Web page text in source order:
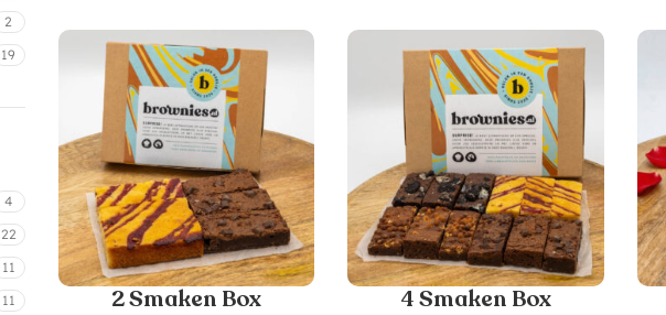
2
19
4
22
11
11 2 Smaken Box 4 Smaken Box